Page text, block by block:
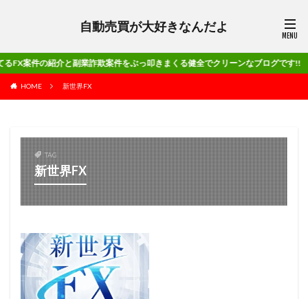
自動売買が大好きなんだよ
介と副業詐欺案件をぶっ叩きまくる健全でクリーンなブログです!!
HOME 新世界FX
TAG
新世界FX